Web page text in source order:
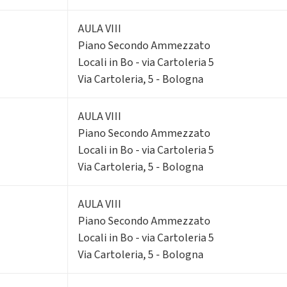
AULA VIII
Piano Secondo Ammezzato
Locali in Bo - via Cartoleria 5
Via Cartoleria, 5 - Bologna
AULA VIII
Piano Secondo Ammezzato
Locali in Bo - via Cartoleria 5
Via Cartoleria, 5 - Bologna
AULA VIII
Piano Secondo Ammezzato
Locali in Bo - via Cartoleria 5
Via Cartoleria, 5 - Bologna